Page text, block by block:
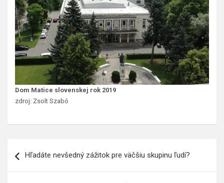
Dom Matice slovenskej rok 2019
zdroj: Zsolt Szabó
Hľadáte nevšedný zážitok pre väčšiu skupinu ľudí?